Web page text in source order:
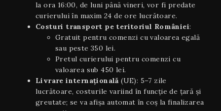
la ora 16:00, de luni până vineri, vor fi predate
curierului în maxim 24 de ore lucrătoare.
Costuri transport pe teritoriul României:
Gratuit pentru comenzi cu valoarea egală
sau peste 350 lei.
Pretul curierului pentru comenzi cu
valoarea sub 450 lei.
Livrare internaţională (UE): 5–7 zile
lucrătoare, costurile variind în funcție de țară și
greutate; se va afișa automat în coș la finalizarea